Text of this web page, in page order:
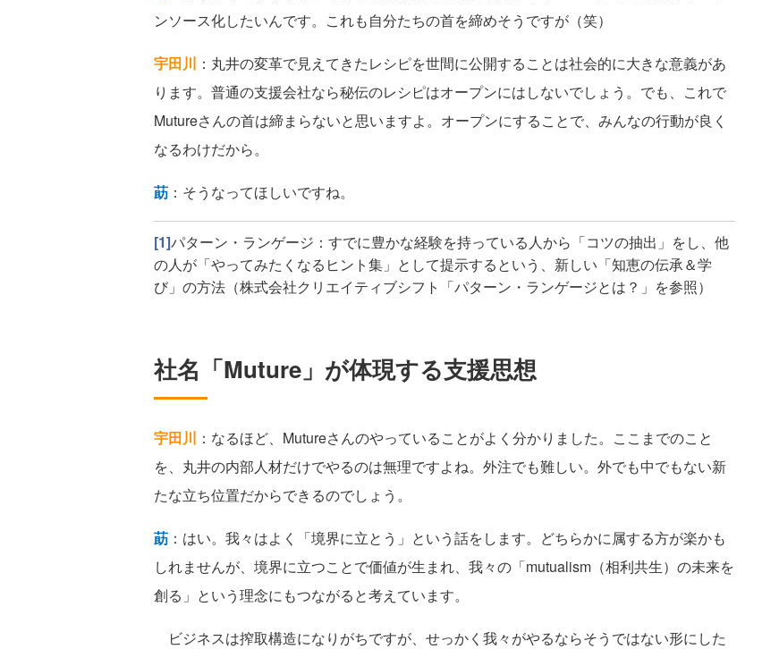
ンソース化したいんです。これも自分たちの首を締めそうですが（笑）
宇田川 ：丸井の変革で見えてきたレシピを世間に公開することは社会的に大きな意義があ
ります。普通の支援会社なら秘伝のレシピはオープンにはしないでしょう。でも、これで
Mutureさんの首は締まらないと思いますよ。オープンにすることで、みんなの行動が良く
なるわけだから。
莇 ：そうなってほしいですね。
[1]パターン・ランゲージ：すでに豊かな経験を持っている人から「コツの抽出」をし、他
の人が「やってみたくなるヒント集」として提示するという、新しい「知恵の伝承＆学
び」の方法（株式会社クリエイティブシフト「パターン・ランゲージとは？」を参照）
社名「Muture」が体現する支援思想
宇田川 ：なるほど、Mutureさんのやっていることがよく分かりました。ここまでのこと
を、丸井の内部人材だけでやるのは無理ですよね。外注でも難しい。外でも中でもない新
たな立ち位置だからできるのでしょう。
莇 ：はい。我々はよく「境界に立とう」という話をします。どちらかに属する方が楽かも
しれませんが、境界に立つことで価値が生まれ、我々の「mutualism（相利共生）の未来を
創る」という理念にもつながると考えています。
ビジネスは搾取構造になりがちですが、せっかく我々がやるならそうではない形にした